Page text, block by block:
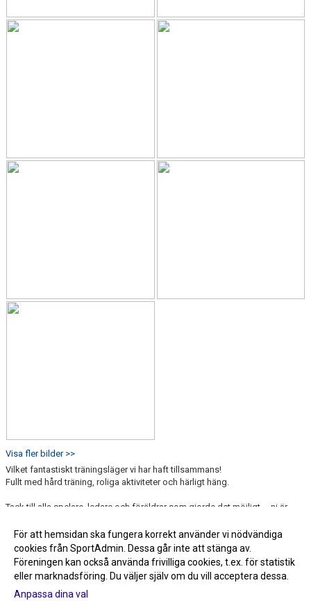
Visa fler bilder >>
Vilket fantastiskt träningsläger vi har haft tillsammans!
Fullt med hård träning, roliga aktiviteter och härligt häng.
Tack till alla spelare, ledare och föräldrar som gjorde det möjligt – ni är
Fler nyheter >>
För att hemsidan ska fungera korrekt använder vi nödvändiga
cookies från SportAdmin. Dessa går inte att stänga av.
Föreningen kan också använda frivilliga cookies, t.ex. för statistik
eller marknadsföring. Du väljer själv om du vill acceptera dessa.
Anpassa dina val